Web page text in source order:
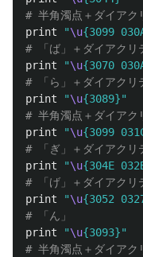
# 半角濁点＋ダイアク
print
"\u{3099
# 「ば」＋ダイアクリ
print
"\u{3070
# 「ら」＋ダイアクリ
print
"\u{3089}"
# 半角濁点＋ダイアク
print
"\u{3099
# 「ぎ」＋ダイアクリ
print
"\u{304E
# 「げ」＋ダイアクリ
print
"\u{3052
# 「ん」
print
"\u{3093}"
# 半角濁点＋ダイアク